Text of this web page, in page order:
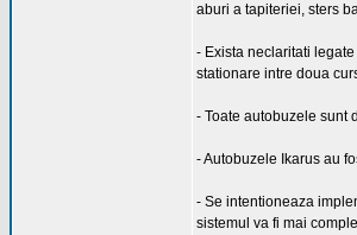
aburi a tapiteriei, sters
- Exista neclaritati
stationare intre doua
- Toate autobuzele sunt
- Autobuzele Ikarus au
- Se intentioneaza
sistemul va fi mai